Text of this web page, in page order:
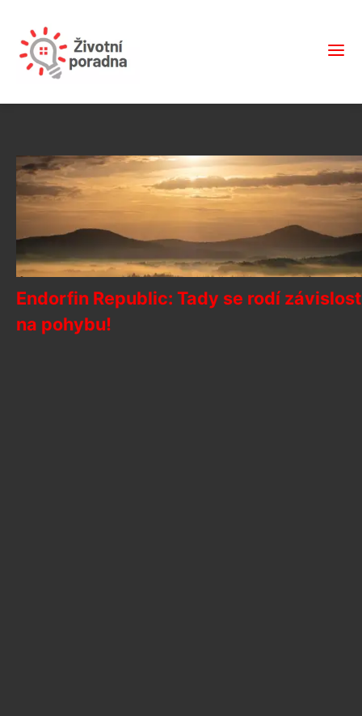
Endorfin Republic: Tady se rodí závislost
na pohybu!